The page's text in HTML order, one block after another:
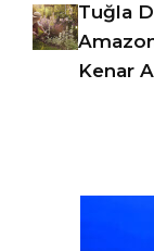
Tuğla
Kenar